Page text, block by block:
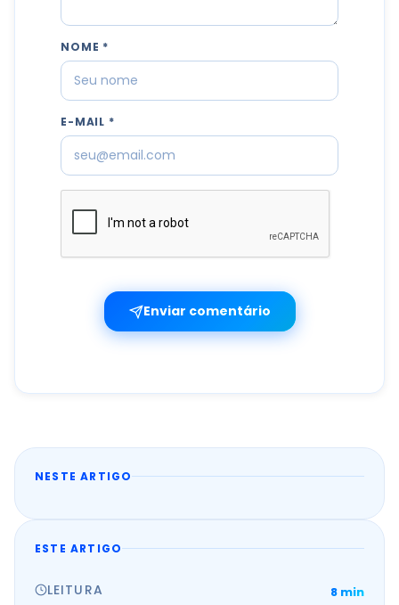
NOME *
E-MAIL *
Enviar comentário
NESTE ARTIGO
ESTE ARTIGO
LEITURA 8 min